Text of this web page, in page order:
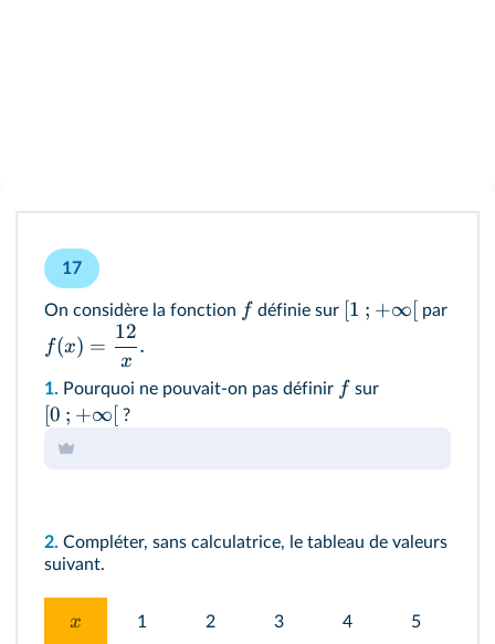
17
On considère la fonction f définie sur [1 ; +∞[ par
f(x) =
x
12
.
1. Pourquoi ne pouvait-on pas définir f sur
[0 ; +∞[ ?
2. Compléter, sans calculatrice, le tableau de valeurs
suivant.
x 1 2 3 4 5